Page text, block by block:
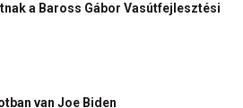
a Baross Gábor Vasútfejlesztési
van Joe Biden